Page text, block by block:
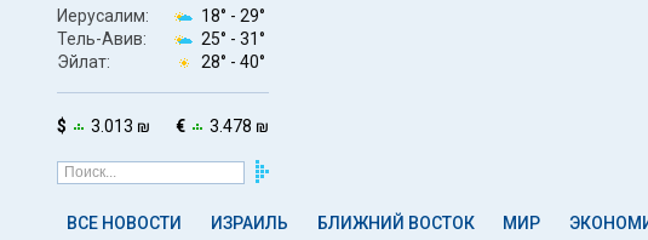
Иерусалим: 18° - 29°
Тель-Авив:
25° - 31°
Эйлат:
28° - 40°
$ 3.013 ₪ € 3.478 ₪
ВСЕ НОВОСТИ ИЗРАИЛЬ БЛИЖНИЙ ВОСТОК МИР